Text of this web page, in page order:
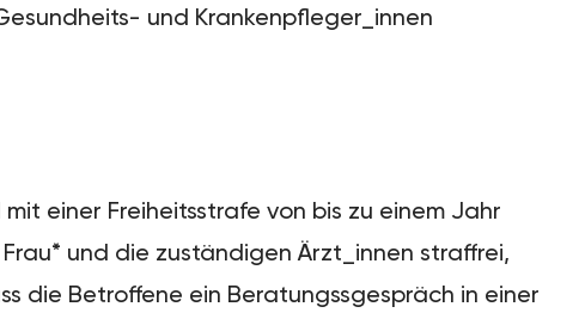
und Krankenpfleger_innen
einer Freiheitsstrafe von bis zu einem Jahr
und die zuständigen Ärzt_innen straffrei,
die Betroffene ein Beratungssgespräch in einer